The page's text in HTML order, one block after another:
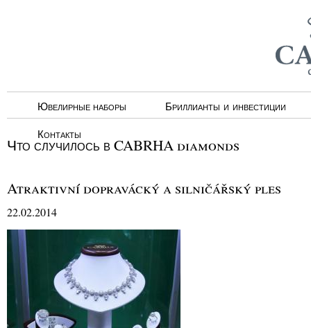
Ювелирные наборы
Бриллианты и инвестиции
Контакты
Что случилось в CABRHA diamonds
Atraktivní dopravácký a silničářský ples
22.02.2014